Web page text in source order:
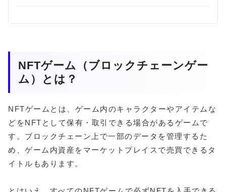
NFTゲーム（ブロックチェーンゲー
ム）とは？
NFTゲームとは、ゲーム内のキャラクターやアイテムな
どをNFTとして保有・取引できる場合があるゲームで
す。ブロックチェーン上で一部のデータを管理するた
め、ゲーム内資産をマーケットプレイスで売買できるタ
イトルもあります。